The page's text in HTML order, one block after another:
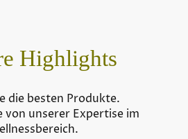
Highlights
die besten Produkte.
von unserer Expertise im